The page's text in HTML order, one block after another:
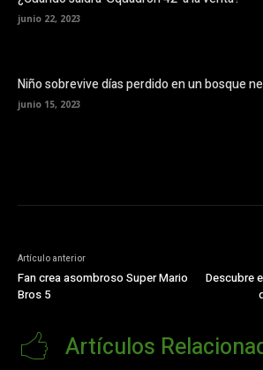
junio 22, 2023
Niño sobrevive días perdido en un bosque
junio 15, 2023
Artículo anterior
Fan crea asombroso Super Mario
Bros 5
Descubre
Artículos